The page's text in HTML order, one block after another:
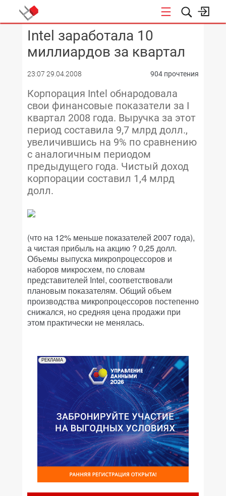
КОНФЕРЕНЦИИ
Intel заработала 10
миллиардов за квартал
23:07 29.04.2008 904 прочтения
Корпорация Intel обнародовала
свои финансовые показатели за I
квартал 2008 года. Выручка за этот
период составила 9,7 млрд долл.,
увеличившись на 9% по сравнению
с аналогичным периодом
предыдущего года. Чистый доход
корпорации составил 1,4 млрд
долл.
(что на 12% меньше показателей 2007 года),
а чистая прибыль на акцию ? 0,25 долл.
Объемы выпуска микропроцессоров и
наборов микросхем, по словам
представителей Intel, соответствовали
плановым показателям. Общий объем
производства микропроцессоров постепенно
снижался, но средняя цена продажи при
этом практически не менялась.
РЕКЛАМА